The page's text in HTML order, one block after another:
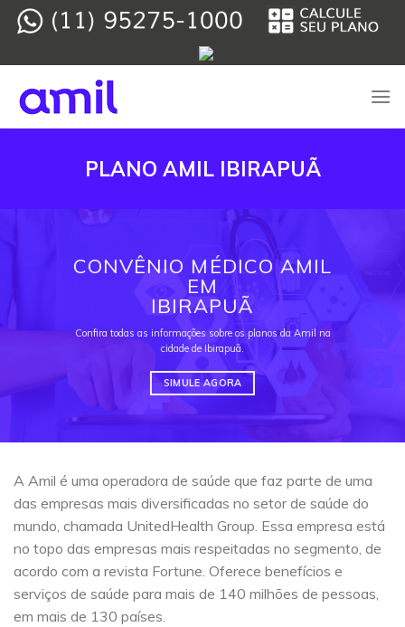
Skip
PLANO AMIL IBIRAPUÃ
CONVÊNIO MÉDICO AMIL
EM
IBIRAPUÃ
Confira todas as informações sobre os planos da Amil na
cidade de Ibirapuã.
SIMULE AGORA
A Amil é uma operadora de saúde que faz parte de uma
das empresas mais diversificadas no setor de saúde do
mundo, chamada UnitedHealth Group. Essa empresa está
no topo das empresas mais respeitadas no segmento, de
acordo com a revista Fortune. Oferece benefícios e
serviços de saúde para mais de 140 milhões de pessoas,
em mais de 130 países.